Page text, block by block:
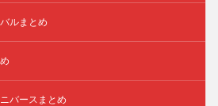
ルまとめ
バースまとめ